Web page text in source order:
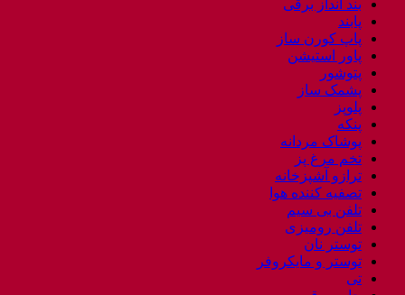
بند انداز برقی
پابند
پاپ کورن ساز
پاور استیشن
پتوشور
پشمک ساز
پلوپز
پنکه
پوشاک مردانه
تخم مرغ پز
ترازو آشپزخانه
تصفیه کننده هوا
تلفن بی سیم
تلفن رومیزی
توستر نان
توستر و مایکروفر
تی